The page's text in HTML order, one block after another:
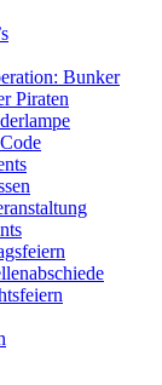
Bunker
Piraten